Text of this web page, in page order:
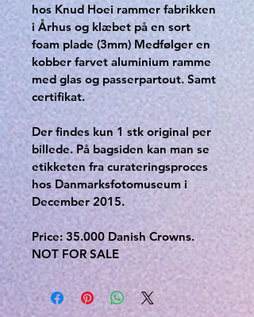
hos Knud Hoei rammer fabrikken
i Århus og klæbet på en sort
foam plade (3mm) Medfølger en
kobber farvet aluminium ramme
med glas og passerpartout. Samt
certifikat.
Der findes kun 1 stk original per
billede. På bagsiden kan man se
etikketen fra curateringsproces
hos Danmarksfotomuseum i
December 2015.
Price: 35.000 Danish Crowns.
NOT FOR SALE